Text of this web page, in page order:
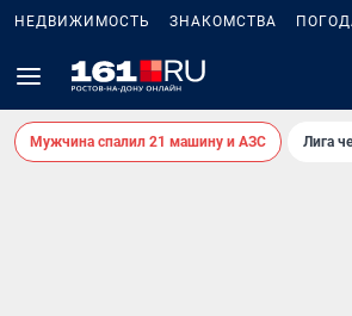
НЕДВИЖИМОСТЬ ЗНАКОМСТВА
Мужчина спалил 21 машину и АЗС Лига